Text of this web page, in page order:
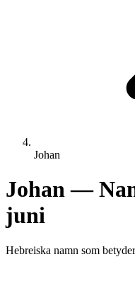
Johan
Johan—
juni
Hebreiska namn som